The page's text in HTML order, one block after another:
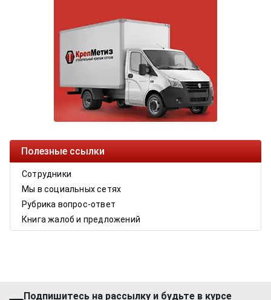
Полезные ссылки
Сотрудники
Мы в социальных сетях
Рубрика вопрос-ответ
Книга жалоб и предложений
Подпишитесь на рассылку и будьте в курсе